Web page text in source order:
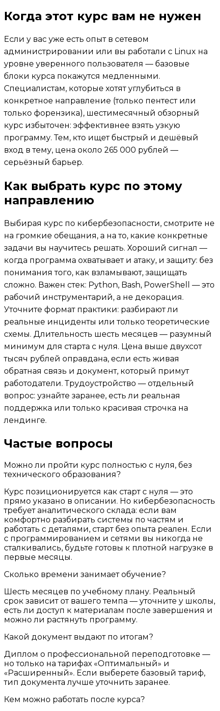
Когда этот курс вам не нужен
Если у вас уже есть опыт в сетевом
администрировании или вы работали с Linux на
уровне уверенного пользователя — базовые
блоки курса покажутся медленными.
Специалистам, которые хотят углубиться в
конкретное направление (только пентест или
только форензика), шестимесячный обзорный
курс избыточен: эффективнее взять узкую
программу. Тем, кто ищет быстрый и дешёвый
вход в тему, цена около 265 000 рублей —
серьёзный барьер.
Как выбрать курс по этому
направлению
Выбирая курс по кибербезопасности, смотрите не
на громкие обещания, а на то, какие конкретные
задачи вы научитесь решать. Хороший сигнал —
когда программа охватывает и атаку, и защиту: без
понимания того, как взламывают, защищать
сложно. Важен стек: Python, Bash, PowerShell — это
рабочий инструментарий, а не декорация.
Уточните формат практики: разбирают ли
реальные инциденты или только теоретические
схемы. Длительность шесть месяцев — разумный
минимум для старта с нуля. Цена выше двухсот
тысяч рублей оправдана, если есть живая
обратная связь и документ, который примут
работодатели. Трудоустройство — отдельный
вопрос: узнайте заранее, есть ли реальная
поддержка или только красивая строчка на
лендинге.
Частые вопросы
Можно ли пройти курс полностью с нуля, без
технического образования?
Курс позиционируется как старт с нуля — это
прямо указано в описании. Но кибербезопасность
требует аналитического склада: если вам
комфортно разбирать системы по частям и
работать с деталями, старт без опыта реален. Если
с программированием и сетями вы никогда не
сталкивались, будьте готовы к плотной нагрузке в
первые месяцы.
Сколько времени занимает обучение?
Шесть месяцев по учебному плану. Реальный
срок зависит от вашего темпа — уточните у школы,
есть ли доступ к материалам после завершения и
можно ли растянуть программу.
Какой документ выдают по итогам?
Диплом о профессиональной переподготовке —
но только на тарифах «Оптимальный» и
«Расширенный». Если выберете базовый тариф,
тип документа лучше уточнить заранее.
Кем можно работать после курса?